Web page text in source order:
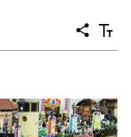
공
유
텍
스